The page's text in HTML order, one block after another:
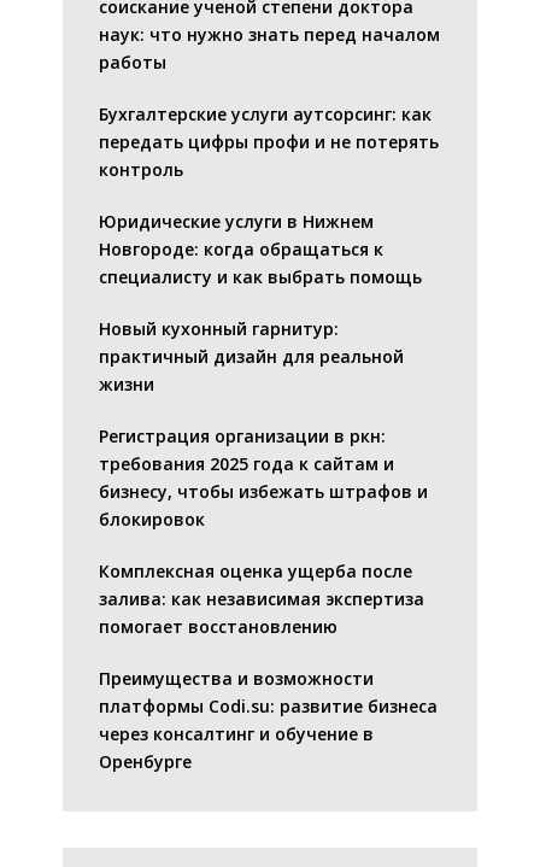
соискание ученой степени доктора
наук: что нужно знать перед началом
работы
Бухгалтерские услуги аутсорсинг: как
передать цифры профи и не потерять
контроль
Юридические услуги в Нижнем
Новгороде: когда обращаться к
специалисту и как выбрать помощь
Новый кухонный гарнитур:
практичный дизайн для реальной
жизни
Регистрация организации в ркн:
требования 2025 года к сайтам и
бизнесу, чтобы избежать штрафов и
блокировок
Комплексная оценка ущерба после
залива: как независимая экспертиза
помогает восстановлению
Преимущества и возможности
платформы Codi.su: развитие бизнеса
через консалтинг и обучение в
Оренбурге